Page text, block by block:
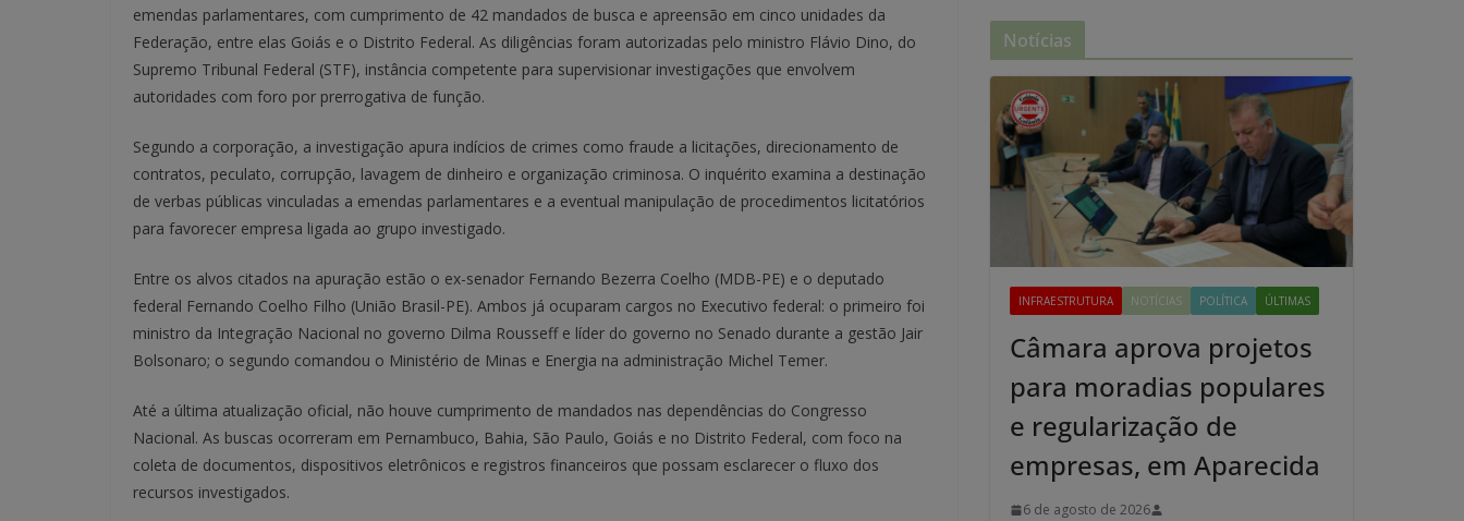
emendas parlamentares, com cumprimento de 42 mandados de busca e apreensão em cinco unidades da
Federação, entre elas Goiás e o Distrito Federal. As diligências foram autorizadas pelo ministro Flávio Dino, do
Supremo Tribunal Federal (STF), instância competente para supervisionar investigações que envolvem
autoridades com foro por prerrogativa de função.
Segundo a corporação, a investigação apura indícios de crimes como fraude a licitações, direcionamento de
contratos, peculato, corrupção, lavagem de dinheiro e organização criminosa. O inquérito examina a destinação
de verbas públicas vinculadas a emendas parlamentares e a eventual manipulação de procedimentos licitatórios
para favorecer empresa ligada ao grupo investigado.
Entre os alvos citados na apuração estão o ex-senador Fernando Bezerra Coelho (MDB-PE) e o deputado
federal Fernando Coelho Filho (União Brasil-PE). Ambos já ocuparam cargos no Executivo federal: o primeiro foi
ministro da Integração Nacional no governo Dilma Rousseff e líder do governo no Senado durante a gestão Jair
Bolsonaro; o segundo comandou o Ministério de Minas e Energia na administração Michel Temer.
Até a última atualização oficial, não houve cumprimento de mandados nas dependências do Congresso
Nacional. As buscas ocorreram em Pernambuco, Bahia, São Paulo, Goiás e no Distrito Federal, com foco na
coleta de documentos, dispositivos eletrônicos e registros financeiros que possam esclarecer o fluxo dos
recursos investigados.
Notícias
INFRAESTRUTURA NOTÍCIAS POLÍTICA ÚLTIMAS
Câmara aprova projetos
para moradias populares
e regularização de
empresas, em Aparecida
6 de agosto de 2026